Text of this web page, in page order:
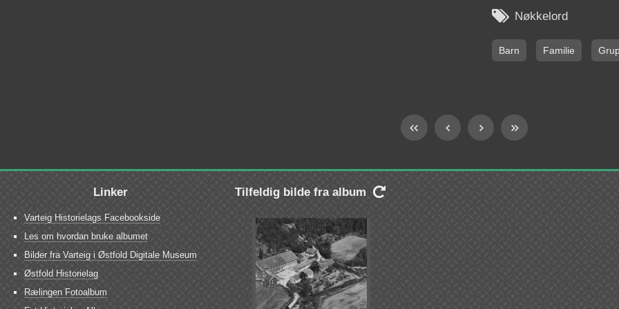
 Nøkkelord
Barn Familie
Linker
Varteig Historielags Facebookside
Les om hvordan bruke albumet
Bilder fra Varteig i Østfold Digitale Museum
Østfold Historielag
Rælingen Fotoalbum
Tilfeldig bilde fra album 